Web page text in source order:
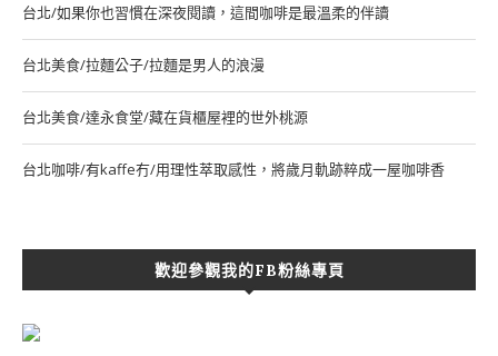
台北/如果你也習慣在深夜閱讀，這間咖啡是最溫柔的伴讀
台北美食/拉麵公子/拉麵是男人的浪漫
台北美食/達永食堂/藏在貨櫃屋裡的世外桃源
台北咖啡/有kaffe冇/用理性萃取感性，將歲月軌跡粹成一屋咖啡香
歡迎參觀我的FB粉絲專頁